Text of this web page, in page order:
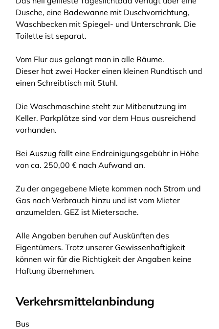
Dusche, eine Badewanne mit Duschvorrichtung,
Waschbecken mit Spiegel- und Unterschrank. Die
Toilette ist separat.
Vom Flur aus gelangt man in alle Räume.
Dieser hat zwei Hocker einen kleinen Rundtisch und
einen Schreibtisch mit Stuhl.
Die Waschmaschine steht zur Mitbenutzung im
Keller. Parkplätze sind vor dem Haus ausreichend
vorhanden.
Bei Auszug fällt eine Endreinigungsgebühr in Höhe
von ca. 250,00 € nach Aufwand an.
Zu der angegebene Miete kommen noch Strom und
Gas nach Verbrauch hinzu und ist vom Mieter
anzumelden. GEZ ist Mietersache.
Alle Angaben beruhen auf Auskünften des
Eigentümers. Trotz unserer Gewissenhaftigkeit
können wir für die Richtigkeit der Angaben keine
Haftung übernehmen.
Verkehrsmittelanbindung
Bus